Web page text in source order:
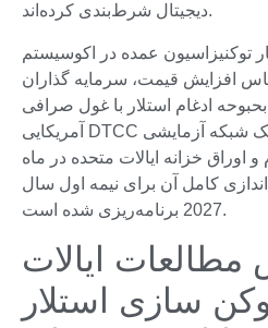
دیجیتال شرط‌بندی کرده‌اند.
توکنیزاسیون عمده در اکوسیستم
افزایش قیمت، سرمایه گذاران
بحبوحه ادغام استلار با غول صرافی
آمریکایی DTCC خریداری می کنند. در اینجا، یک شبکه آزمایشی
خزانه ایالات متحده در ماه
کامل آن برای نیمه اول سال
2027 برنامه‌ریزی شده است.
ایالات
سازی استلار